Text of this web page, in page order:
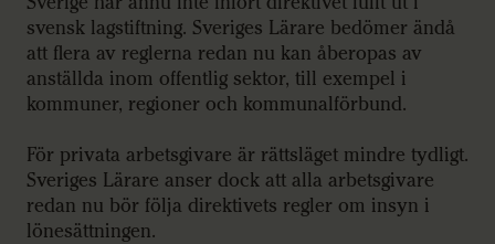
svensk lagstiftning. Sveriges Lärare bedömer ändå
att flera av reglerna redan nu kan åberopas av
anställda inom offentlig sektor, till exempel i
kommuner, regioner och kommunalförbund.
För privata arbetsgivare är rättsläget mindre tydligt.
Sveriges Lärare anser dock att alla arbetsgivare
redan nu bör följa direktivets regler om insyn i
lönesättningen.